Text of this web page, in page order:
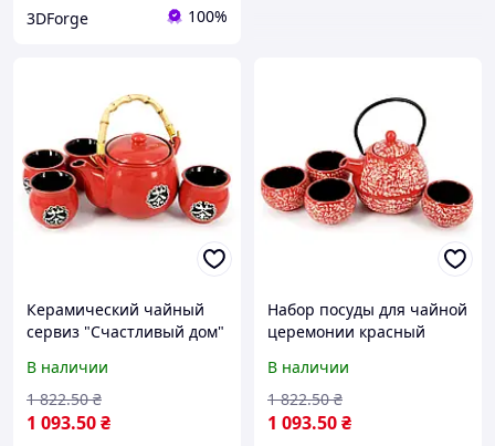
3DForge 100%
Керамический чайный
сервиз "Счастливый дом"
В наличии
1 093.50₴
1 822.50 ₴
Набор посуды для чайной
церемонии красный
В наличии
1 093.50₴
1 822.50 ₴